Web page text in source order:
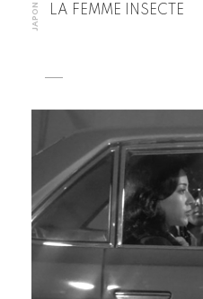
JAPON LA FEMME INSECTE